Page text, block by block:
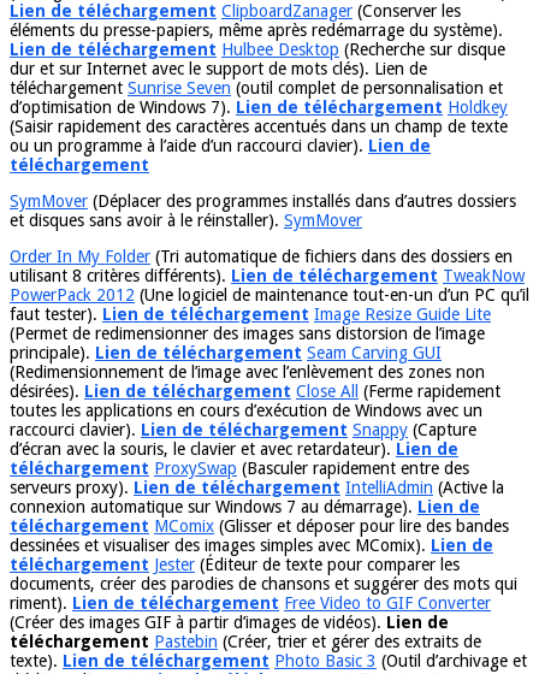
Lien de téléchargement ClipboardZanager (Conserver les
éléments du presse-papiers, même après redémarrage du système).
Lien de téléchargement Hulbee Desktop (Recherche sur disque
dur et sur Internet avec le support de mots clés). Lien de
téléchargement Sunrise Seven (outil complet de personnalisation et
d’optimisation de Windows 7). Lien de téléchargement Holdkey
(Saisir rapidement des caractères accentués dans un champ de texte
ou un programme à l’aide d’un raccourci clavier). Lien de
téléchargement
SymMover (Déplacer des programmes installés dans d’autres dossiers
et disques sans avoir à le réinstaller). SymMover
Order In My Folder (Tri automatique de fichiers dans des dossiers en
utilisant 8 critères différents). Lien de téléchargement TweakNow
PowerPack 2012 (Une logiciel de maintenance tout-en-un d’un PC qu’il
faut tester). Lien de téléchargement Image Resize Guide Lite
(Permet de redimensionner des images sans distorsion de l’image
principale). Lien de téléchargement Seam Carving GUI
(Redimensionnement de l’image avec l’enlèvement des zones non
désirées). Lien de téléchargement Close All
(Ferme rapidement
toutes les applications en cours d’exécution de Windows avec un
raccourci clavier). Lien de téléchargement Snappy (Capture
d’écran avec la souris, le clavier et avec retardateur). Lien de
téléchargement ProxySwap (Basculer rapidement entre des
serveurs proxy). Lien de téléchargement IntelliAdmin (Active la
connexion automatique sur Windows 7 au démarrage). Lien de
téléchargement MComix (Glisser et déposer pour lire des bandes
dessinées et visualiser des images simples avec MComix). Lien de
téléchargement Jester (Éditeur de texte pour comparer les
documents, créer des parodies de chansons et suggérer des mots qui
riment). Lien de téléchargement Free Video to GIF Converter
(Créer des images GIF à partir d’images de vidéos). Lien de
téléchargement Pastebin (Créer, trier et gérer des extraits de
texte). Lien de téléchargement Photo Basic 3 (Outil d’archivage et